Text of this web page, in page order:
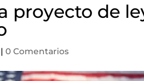
proyecto de
0 Comentarios